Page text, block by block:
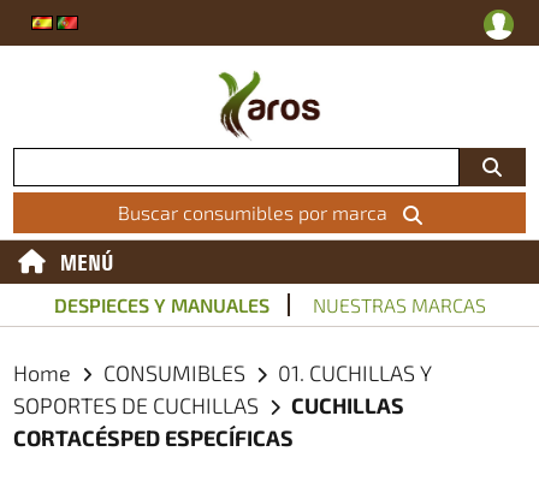
Buscar consumibles por marca
MENÚ
DESPIECES Y MANUALES NUESTRAS MARCAS
Home CONSUMIBLES
01. CUCHILLAS Y
SOPORTES DE CUCHILLAS
CUCHILLAS
CORTACÉSPED ESPECÍFICAS